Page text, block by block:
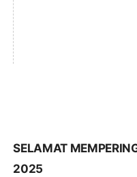
SELAMAT
2025